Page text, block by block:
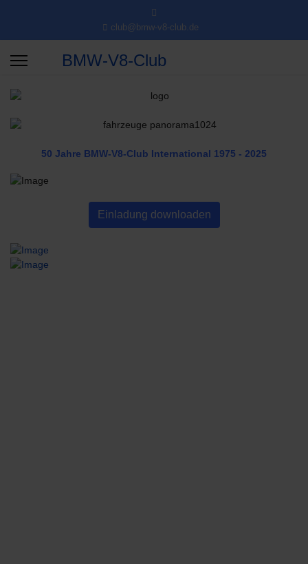
club@bmw-v8-club.de
BMW-V8-Club
50 Jahre BMW-V8-Club International 1975 - 2025
Einladung downloaden